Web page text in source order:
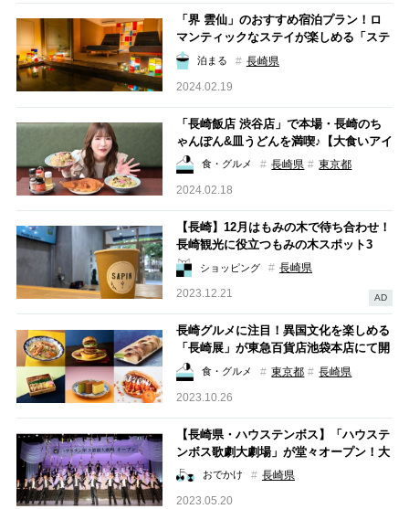
「界 雲仙」のおすすめ宿泊プラン！ロ
マンティックなステイが楽しめる「ステ
ンドグラス滞在プラン」が2024年12月3
1日まで販売中
泊まる
長崎県
2024.02.19
「長崎飯店 渋谷店」で本場・長崎のち
ゃんぽん&皿うどんを満喫♪【大食いアイ
ドルもえのあずきの絶品グルメ77】
食・グルメ 長崎県
東京都
2024.02.18
【長崎】12月はもみの木で待ち合わせ！
長崎観光に役立つもみの木スポット3
選！
AD
ショッピング
長崎県
2023.12.21
長崎グルメに注目！異国文化を楽しめる
「長崎展」が東急百貨店池袋本店にて開
催！
食・グルメ 東京都
長崎県
2023.10.26
【長崎県・ハウステンボス】「ハウステ
ンボス歌劇大劇場」が堂々オープン！大
盛況のこけら落とし公演徹底ルポ
おでかけ
長崎県
2023.05.20